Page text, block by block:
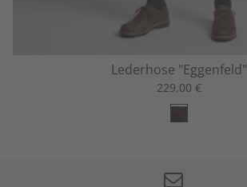
Lederhose "Eggenfeld"
229,00 €